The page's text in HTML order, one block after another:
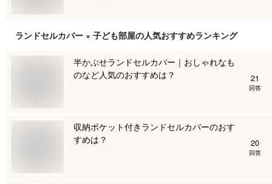
ランドセルカバー × 子ども部屋の人気おすすめランキング
半かぶせランドセルカバー｜おしゃれなも
のなど人気のおすすめは？
21
回答
収納ポケット付きランドセルカバーのおす
すめは？
20
回答